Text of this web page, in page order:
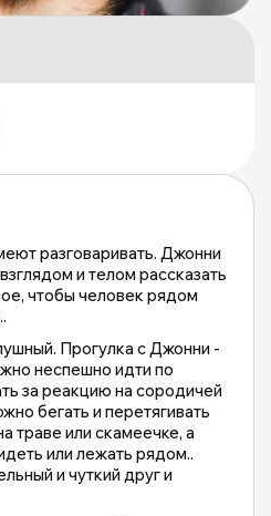
разговаривать. Джонни
и телом рассказать
чтобы человек рядом
Прогулка с Джонни -
неспешно идти по
за реакцию на сородичей
бегать и перетягивать
траве или скамеечке, а
или лежать рядом..
и чуткий друг и